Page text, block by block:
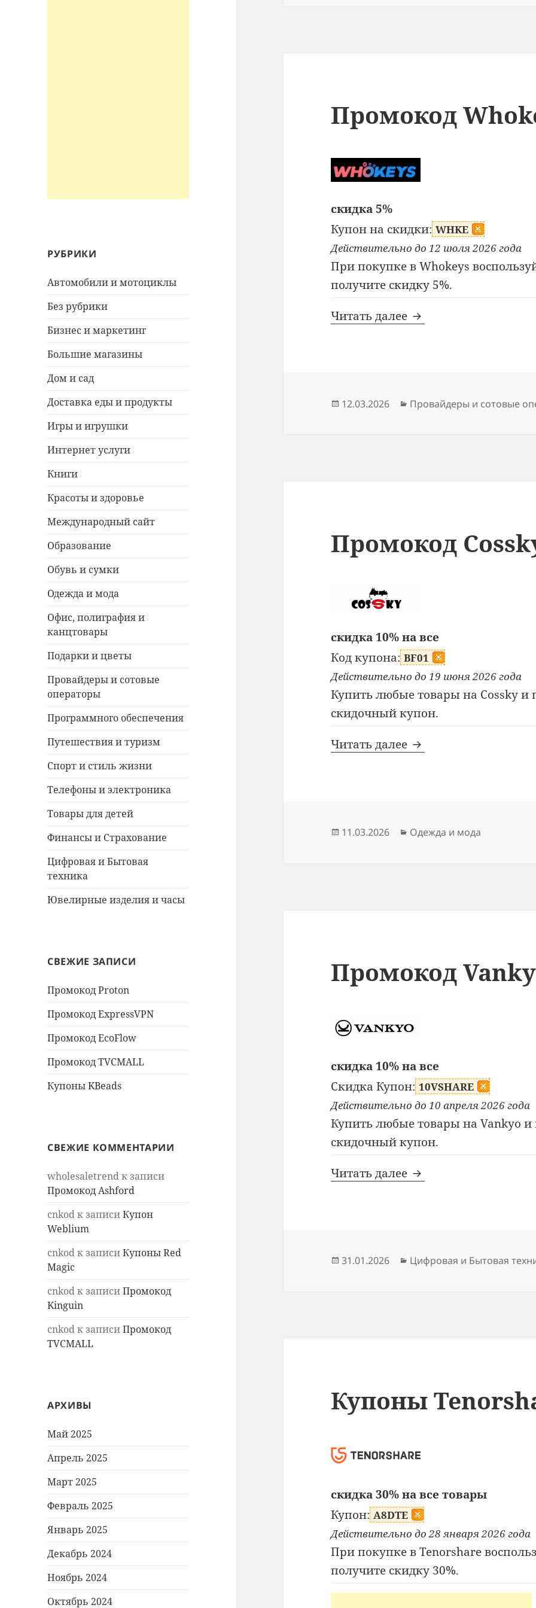
РУБРИКИ
Автомобили и мотоциклы
Без рубрики
Бизнес и маркетинг
Большие магазины
Дом и сад
Доставка еды и продукты
Игры и игрушки
Интернет услуги
Книги
Красоты и здоровье
Международный сайт
Образование
Обувь и сумки
Одежда и мода
Офис, полиграфия и
канцтовары
Подарки и цветы
Провайдеры и сотовые
операторы
Программного обеспечения
Путешествия и туризм
Спорт и стиль жизни
Телефоны и электроника
Товары для детей
Финансы и Страхование
Цифровая и Бытовая
техника
Ювелирные изделия и часы
СВЕЖИЕ ЗАПИСИ
Промокод Proton
Промокод ExpressVPN
Промокод EcoFlow
Промокод TVCMALL
Купоны KBeads
СВЕЖИЕ КОММЕНТАРИИ
wholesaletrendк записи
Промокод Ashford
cnkodк записиКупон
Weblium
cnkodк записиКупоны Red
Magic
cnkodк записиПромокод
Kinguin
cnkodк записиПромокод
TVCMALL
АРХИВЫ
Май 2025
Апрель 2025
Март 2025
Февраль 2025
Январь 2025
Декабрь 2024
Ноябрь 2024
Октябрь 2024
Промокод
скидка 5%
Купон на скидки: WHKE
Действительно до 12 июля 2026 года
При покупке в Whokeys
получите скидку 5%.
Читать далее Промокод Whokeys
Опубликовано
12.03.2026 Рубрики
Провайдеры и сотовые
Промокод
скидка 10% на все
Код купона: BF01
Действительно до 19 июня 2026 года
Купить любые товары на Cossky и
скидочный купон.
Читать далее Промокод Cossky
Опубликовано
11.03.2026 Рубрики
Одежда и мода
Промокод
скидка 10% на все
Скидка Купон: 10VSHARE
Действительно до 10 апреля 2026 года
Купить любые товары на Vankyo и
скидочный купон.
Читать далее Промокод Vankyo
Опубликовано
31.01.2026 Рубрики
Цифровая и Бытовая
Купоны
скидка 30% на все товары
Купон: A8DTE
Действительно до 28 января 2026 года
При покупке в Tenorshare
получите скидку 30%.